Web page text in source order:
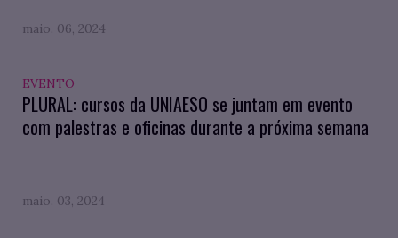
maio. 06, 2024
EVENTO
PLURAL: cursos da UNIAESO se juntam em evento
com palestras e oficinas durante a próxima semana
maio. 03, 2024